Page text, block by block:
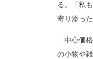
る。「私
寄り添っ
中心価格
の小物や